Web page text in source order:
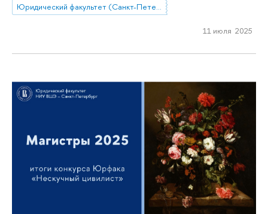
Юридический факультет (Санкт-Петербург)
11 июля 2025